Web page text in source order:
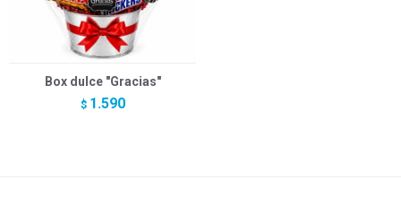
Box dulce "Gracias"
$ 1.590